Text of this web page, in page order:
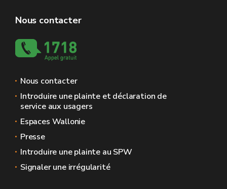
Nous contacter
Nous contacter
Introduire une plainte et déclaration de
service aux usagers
Espaces Wallonie
Presse
Introduire une plainte au SPW
Signaler une irrégularité